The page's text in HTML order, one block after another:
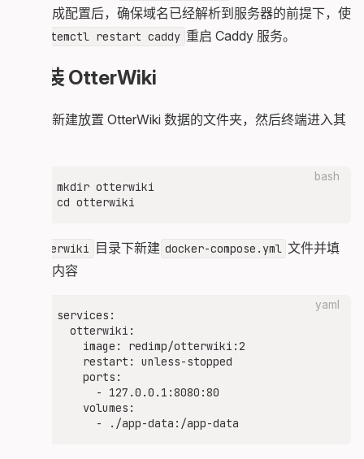
名，完成配置后，确保域名已经解析到服务器的前提下，使
systemctl restart caddy 重启 Caddy 服务。
安装 OtterWiki
我们先新建放置 OtterWiki 数据的文件夹，然后终端进入其
bash
mkdir otterwiki
otterwiki 目录下新建 docker-compose.yml 文件并填
入如下内容
yaml
services:
  otterwiki:
    image: redimp/otterwiki:2
    restart: unless-stopped
    ports:
      - 127.0.0.1:8080:80
    volumes: